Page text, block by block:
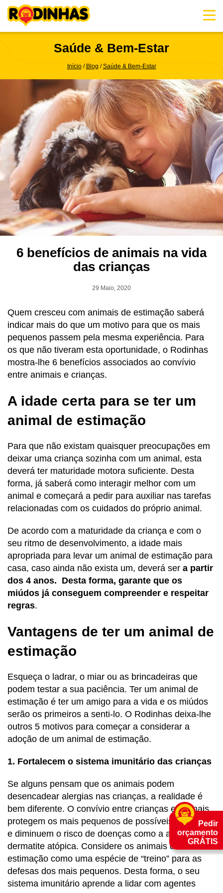
content
Saúde & Bem-Estar
Início Blog Saúde & Bem-Estar
6 benefícios de animais na vida
das crianças
29 Maio, 2020
Quem cresceu com animais de estimação saberá
indicar mais do que um motivo para que os mais
pequenos passem pela mesma experiência. Para
os que não tiveram esta oportunidade, o Rodinhas
mostra-lhe 6 benefícios associados ao convívio
entre animais e crianças.
A idade certa para se ter um
animal de estimação
Para que não existam quaisquer preocupações em
deixar uma criança sozinha com um animal, esta
deverá ter maturidade motora suficiente. Desta
forma, já saberá como interagir melhor com um
animal e começará a pedir para auxiliar nas tarefas
relacionadas com os cuidados do próprio animal.
De acordo com a maturidade da criança e com o
seu ritmo de desenvolvimento, a idade mais
apropriada para levar um animal de estimação para
casa, caso ainda não exista um, deverá ser a partir
dos 4 anos. Desta forma, garante que os
miúdos já conseguem compreender e respeitar
regras.
Vantagens de ter um animal de
estimação
Esqueça o ladrar, o miar ou as brincadeiras que
podem testar a sua paciência. Ter um animal de
estimação é ter um amigo para a vida e os miúdos
serão os primeiros a senti-lo. O Rodinhas deixa-lhe
outros 5 motivos para começar a considerar a
adoção de um animal de estimação.
1. Fortalecem o sistema imunitário das crianças
Se alguns pensam que os animais podem
desencadear alergias nas crianças, a realidade é
bem diferente. O convívio entre crianças e animais
protegem os mais pequenos de possíveis infeções
e diminuem o risco de doenças como a asma ou a
dermatite atópica. Considere os animais de
estimação como uma espécie de “treino” para as
defesas dos mais pequenos. Desta forma, o seu
sistema imunitário aprende a lidar com agentes
Pedir
orçamento
GRÁTIS